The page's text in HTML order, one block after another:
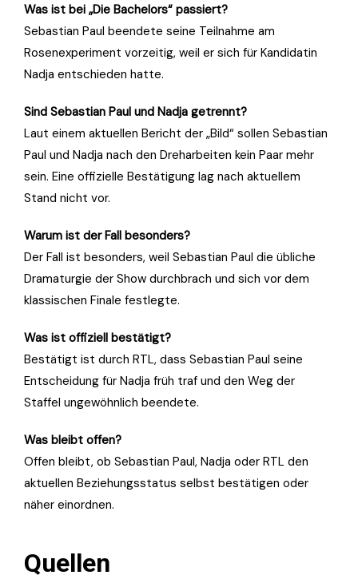
Was ist bei „Die Bachelors“ passiert?
Sebastian Paul beendete seine Teilnahme am
Rosenexperiment vorzeitig, weil er sich für Kandidatin
Nadja entschieden hatte.
Sind Sebastian Paul und Nadja getrennt?
Laut einem aktuellen Bericht der „Bild“ sollen Sebastian
Paul und Nadja nach den Dreharbeiten kein Paar mehr
sein. Eine offizielle Bestätigung lag nach aktuellem
Stand nicht vor.
Warum ist der Fall besonders?
Der Fall ist besonders, weil Sebastian Paul die übliche
Dramaturgie der Show durchbrach und sich vor dem
klassischen Finale festlegte.
Was ist offiziell bestätigt?
Bestätigt ist durch RTL, dass Sebastian Paul seine
Entscheidung für Nadja früh traf und den Weg der
Staffel ungewöhnlich beendete.
Was bleibt offen?
Offen bleibt, ob Sebastian Paul, Nadja oder RTL den
aktuellen Beziehungsstatus selbst bestätigen oder
näher einordnen.
Quellen